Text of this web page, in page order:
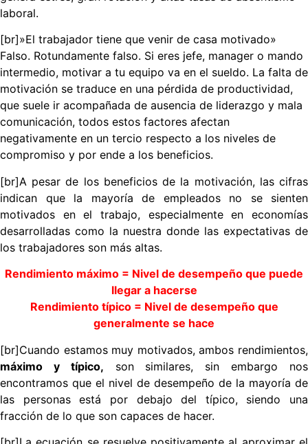
laboral.
[br]»El trabajador tiene que venir de casa motivado»
Falso. Rotundamente falso. Si eres jefe, manager o mando
intermedio, motivar a tu equipo va en el sueldo. La falta de
motivación se traduce en una pérdida de productividad,
que suele ir acompañada de ausencia de liderazgo y mala
comunicación, todos estos factores afectan
negativamente en un tercio respecto a los niveles de
compromiso y por ende a los beneficios.
[br]A pesar de los beneficios de la motivación, las cifras
indican que la mayoría de empleados no se sienten
motivados en el trabajo, especialmente en economías
desarrolladas como la nuestra donde las expectativas de
los trabajadores son más altas.
Rendimiento máximo = Nivel de desempeño que puede
llegar a hacerse
Rendimiento típico = Nivel de desempeño que
generalmente se hace
[br]Cuando estamos muy motivados, ambos rendimientos,
máximo y típico,
son similares, sin embargo nos
encontramos que el nivel de desempeño de la mayoría de
las personas está por debajo del típico, siendo una
fracción de lo que son capaces de hacer.